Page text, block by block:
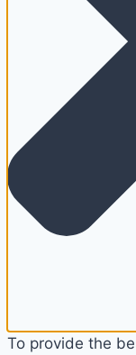
To provide the